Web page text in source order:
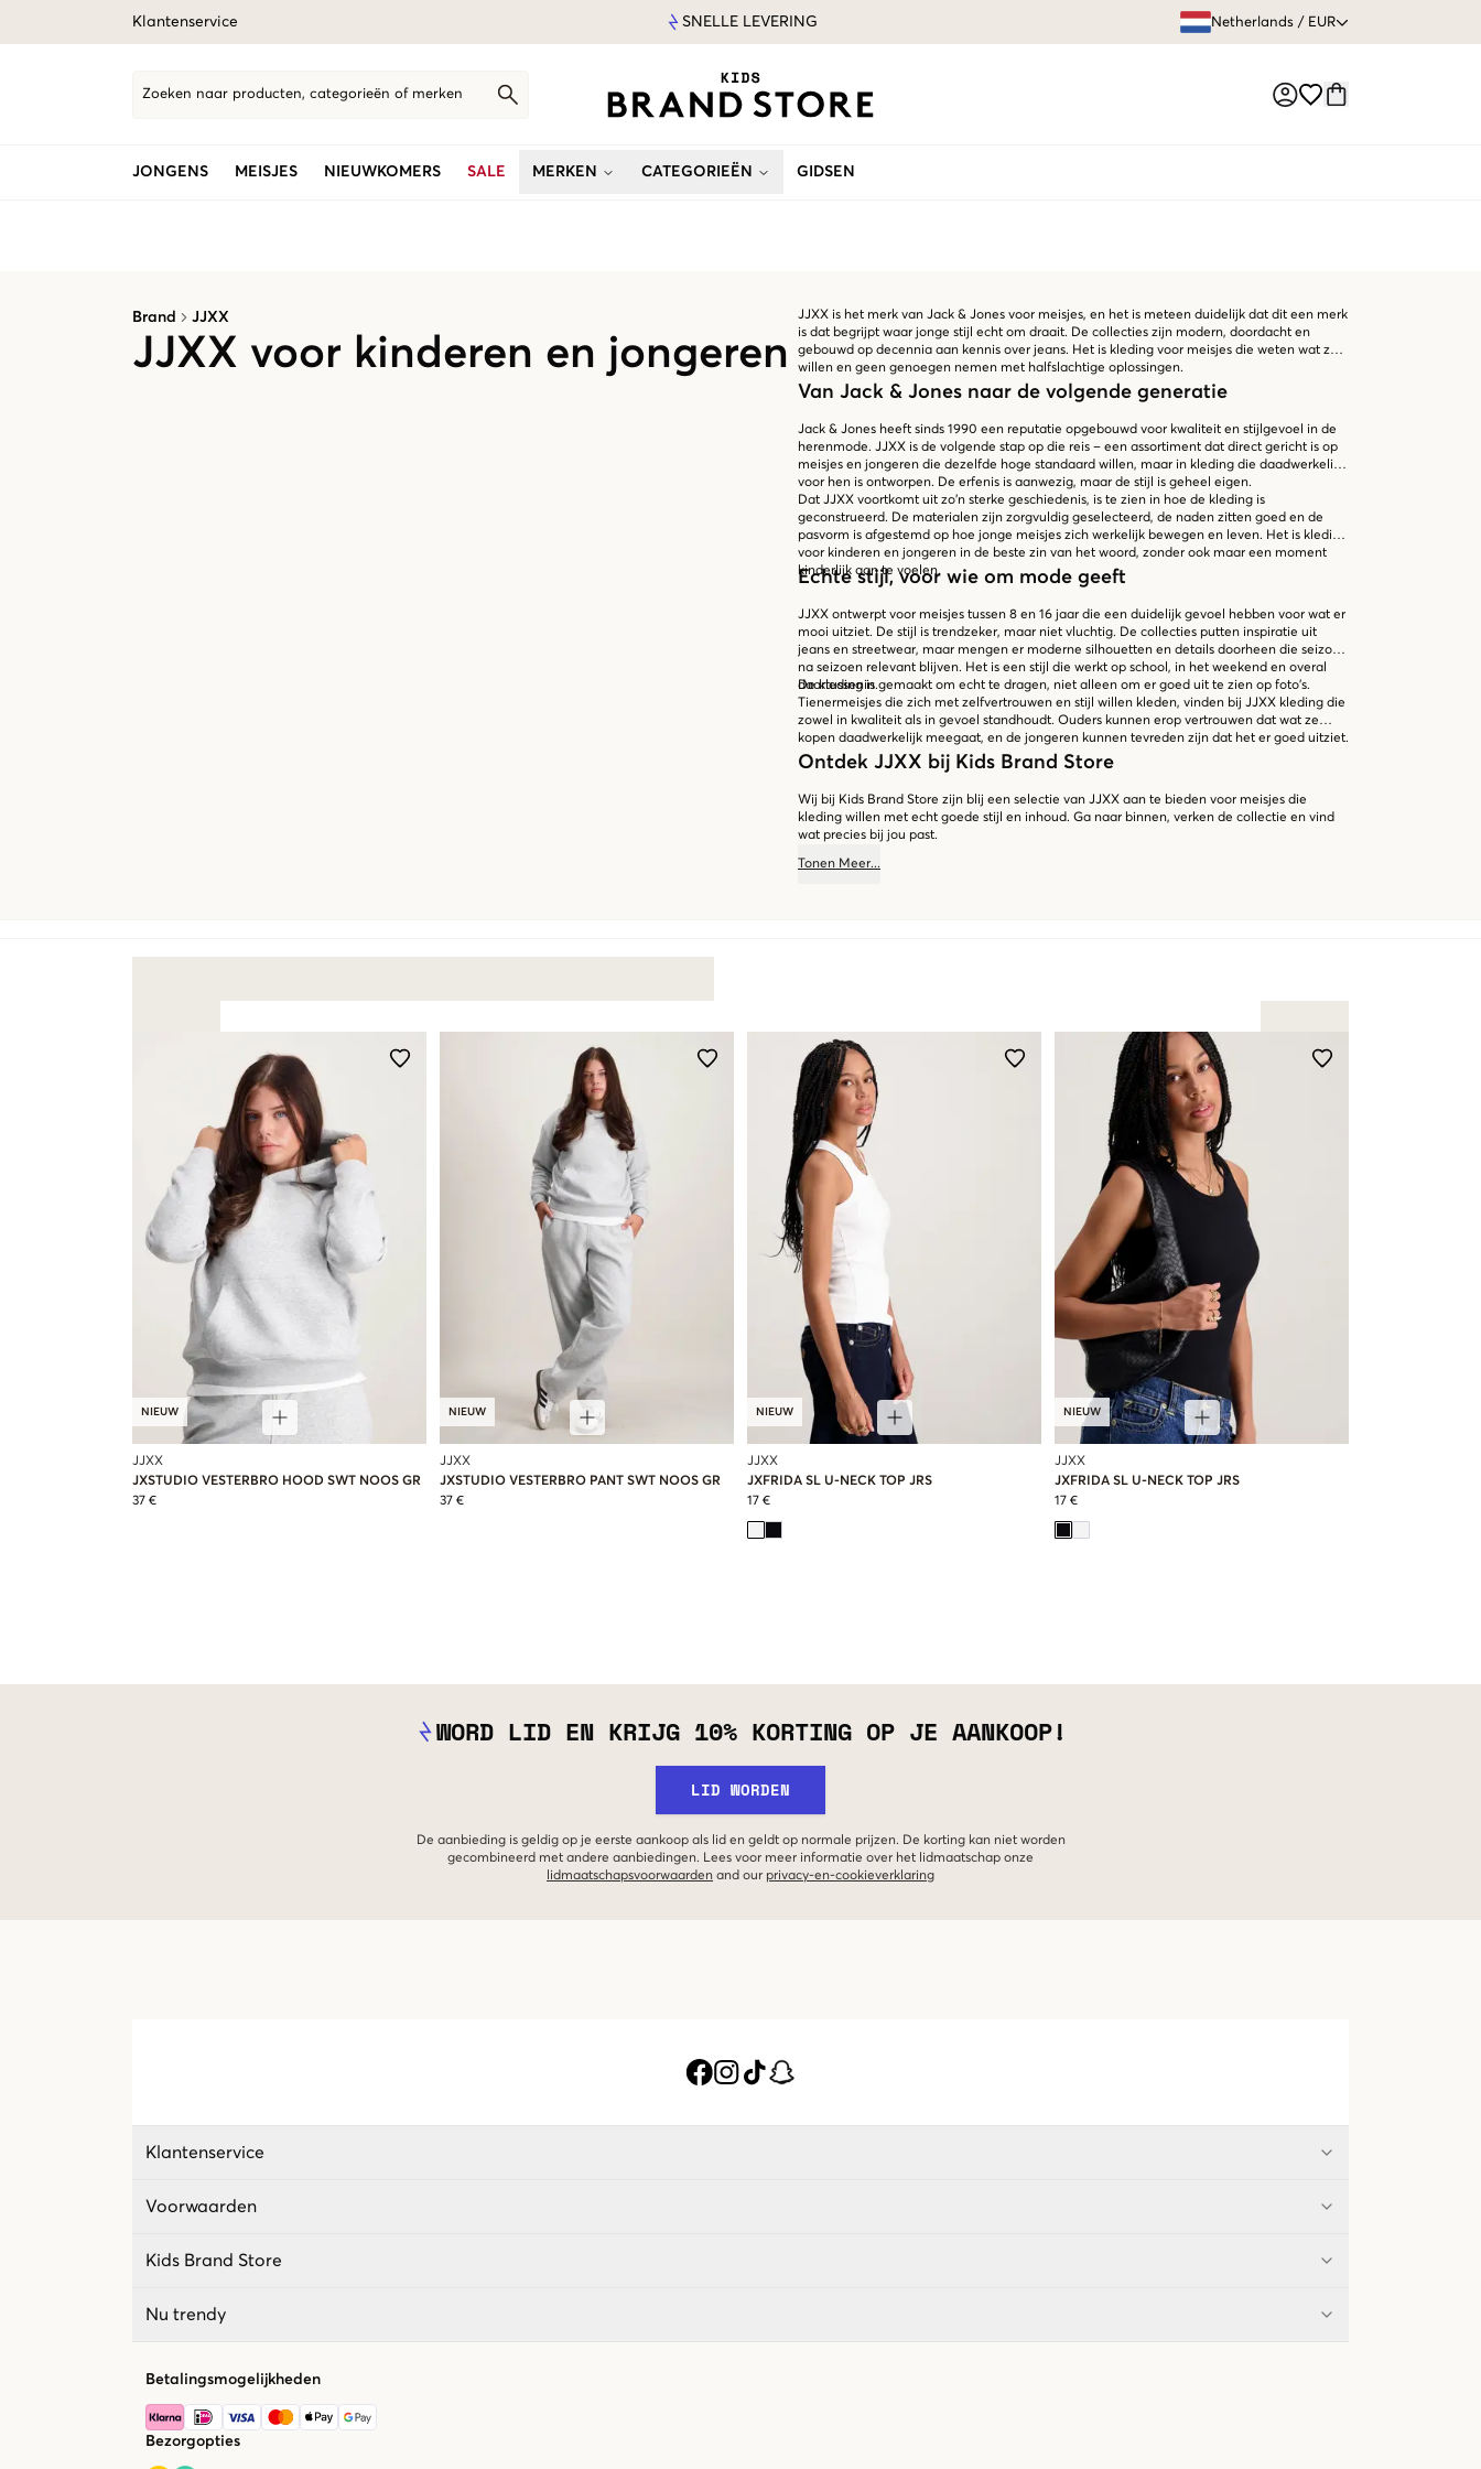
Klantenservice SNELLE LEVERING Netherlands / EUR
Zoeken naar producten, categorieën of merken
JONGENS MEISJES NIEUWKOMERS SALE MERKEN CATEGORIEËN GIDSEN
Brand JJXX
JJXX voor kinderen en jongeren
JJXX is het merk van Jack & Jones voor meisjes, en het is meteen duidelijk dat dit een merk
is dat begrijpt waar jonge stijl echt om draait. De collecties zijn modern, doordacht en
gebouwd op decennia aan kennis over jeans. Het is kleding voor meisjes die weten wat ze
willen en geen genoegen nemen met halfslachtige oplossingen.
Van Jack & Jones naar de volgende generatie
Jack & Jones heeft sinds 1990 een reputatie opgebouwd voor kwaliteit en stijlgevoel in de
herenmode. JJXX is de volgende stap op die reis – een assortiment dat direct gericht is op
meisjes en jongeren die dezelfde hoge standaard willen, maar in kleding die daadwerkelijk
voor hen is ontworpen. De erfenis is aanwezig, maar de stijl is geheel eigen.
Dat JJXX voortkomt uit zo'n sterke geschiedenis, is te zien in hoe de kleding is
geconstrueerd. De materialen zijn zorgvuldig geselecteerd, de naden zitten goed en de
pasvorm is afgestemd op hoe jonge meisjes zich werkelijk bewegen en leven. Het is kleding
voor kinderen en jongeren in de beste zin van het woord, zonder ook maar een moment
kinderlijk aan te voelen.
Echte stijl, voor wie om mode geeft
JJXX ontwerpt voor meisjes tussen 8 en 16 jaar die een duidelijk gevoel hebben voor wat er
mooi uitziet. De stijl is trendzeker, maar niet vluchtig. De collecties putten inspiratie uit
jeans en streetwear, maar mengen er moderne silhouetten en details doorheen die seizoen
na seizoen relevant blijven. Het is een stijl die werkt op school, in het weekend en overal
daartussenin.
De kleding is gemaakt om echt te dragen, niet alleen om er goed uit te zien op foto's.
Tienermeisjes die zich met zelfvertrouwen en stijl willen kleden, vinden bij JJXX kleding die
zowel in kwaliteit als in gevoel standhoudt. Ouders kunnen erop vertrouwen dat wat ze
kopen daadwerkelijk meegaat, en de jongeren kunnen tevreden zijn dat het er goed uitziet.
Ontdek JJXX bij Kids Brand Store
Wij bij Kids Brand Store zijn blij een selectie van JJXX aan te bieden voor meisjes die
kleding willen met echt goede stijl en inhoud. Ga naar binnen, verken de collectie en vind
wat precies bij jou past.
Tonen Meer...
NIEUW
JJXX
JXSTUDIO VESTERBRO HOOD SWT NOOS GR
37 €
NIEUW
JJXX
JXSTUDIO VESTERBRO PANT SWT NOOS GR
37 €
NIEUW
JJXX
JXFRIDA SL U-NECK TOP JRS
17 €
NIEUW
JJXX
JXFRIDA SL U-NECK TOP JRS
17 €
WORD LID EN KRIJG 10% KORTING OP JE AANKOOP!
LID WORDEN
De aanbieding is geldig op je eerste aankoop als lid en geldt op normale prijzen. De korting kan niet worden
gecombineerd met andere aanbiedingen. Lees voor meer informatie over het lidmaatschap onze
lidmaatschapsvoorwaarden and our privacy-en-cookieverklaring
Klantenservice
Voorwaarden
Kids Brand Store
Nu trendy
Betalingsmogelijkheden
Bezorgopties